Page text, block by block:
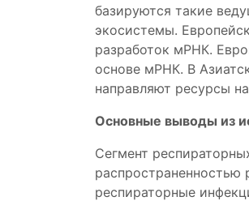
базируются такие
экосистемы.
разработок мРНК.
основе мРНК. В
направляют ресурсы
Основные выводы из
Сегмент
распространенностью
респираторные